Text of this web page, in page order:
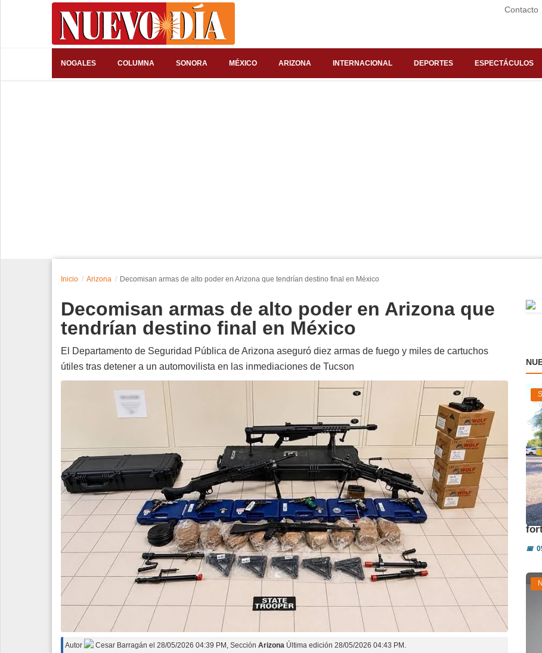
Contacto
NOGALES COLUMNA SONORA MÉXICO ARIZONA INTERNACIONAL DEPORTES ESPECTÁCULOS
Edición Impresa
Inicio Arizona Decomisan armas de alto poder en Arizona que tendrían destino final en México
Decomisan armas de alto poder en Arizona que
tendrían destino final en México
El Departamento de Seguridad Pública de Arizona aseguró diez armas de fuego y miles de cartuchos
útiles tras detener a un automovilista en las inmediaciones de Tucson
Autor Cesar Barragán el 28/05/2026 04:39 PM , Sección Arizona Última edición 28/05/2026 04:43 PM.
📅